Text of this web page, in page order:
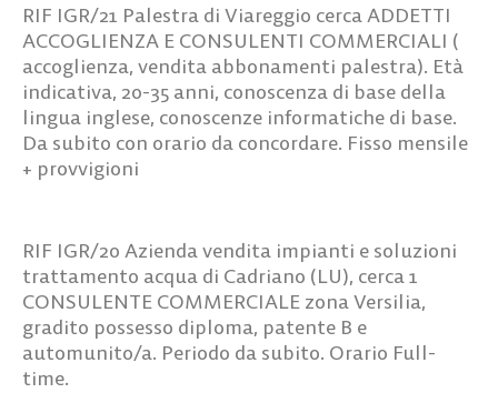
RIF IGR/21 Palestra di Viareggio cercaADDETTI
ACCOGLIENZA E CONSULENTI COMMERCIALI (
accoglienza, vendita abbonamenti palestra). Età
indicativa, 20-35 anni, conoscenza di base della
lingua inglese, conoscenze informatiche di base.
Da subito con orario da concordare. Fisso mensile
+ provvigioni
RIF IGR/20 Azienda vendita impianti e soluzioni
trattamento acqua di Cadriano (LU), cerca1
CONSULENTE COMMERCIALE zona Versilia,
gradito possesso diploma, patente B e
automunito/a. Periodo da subito. Orario Full-
time.